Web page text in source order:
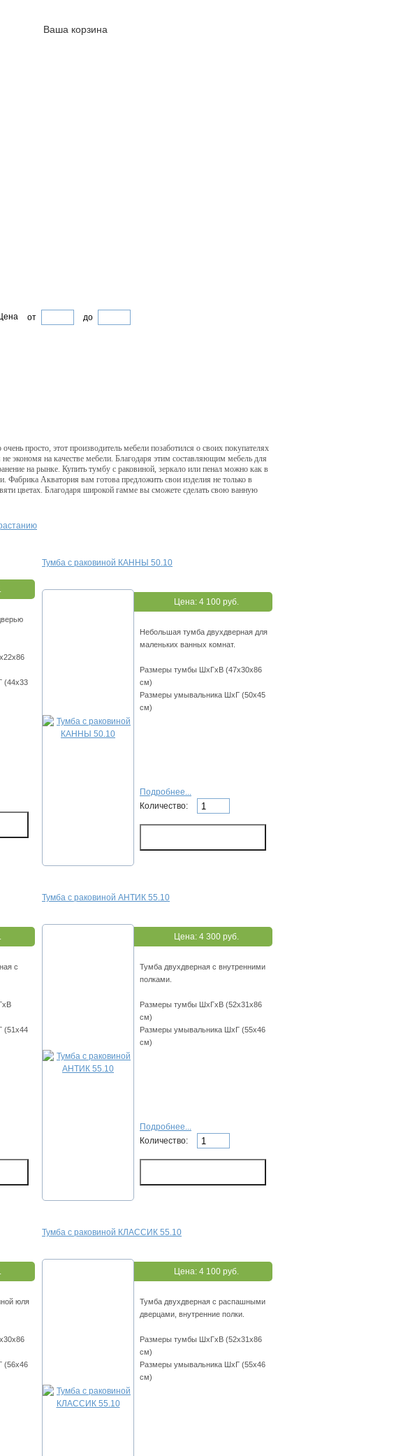
Ваша корзина
от до
просто, этот производитель мебели позаботился о своих покупателях
экономя на качестве мебели. Благодаря этим составляющим мебель для
на рынке. Купить тумбу с раковиной, зеркало или пенал можно как в
Фабрика Акватория вам готова предложить свои изделия не только в
цветах. Благодаря широкой гамме вы сможете сделать свою ванную
(44х33
Тумба с раковиной КАННЫ 50.10
Цена: 4 100 руб.
Небольшая тумба двухдверная для
маленьких ванных комнат.
Размеры тумбы ШхГхВ (47х30х86
см)
Размеры умывальника ШхГ (50х45
см)
Подробнее...
Количество:
с
(51х44
Тумба с раковиной АНТИК 55.10
Цена: 4 300 руб.
Тумба двухдверная с внутренними
полками.
Размеры тумбы ШхГхВ (52х31х86
см)
Размеры умывальника ШхГ (55х46
см)
Подробнее...
Количество:
юля
(56х46
Тумба с раковиной КЛАССИК 55.10
Цена: 4 100 руб.
Тумба двухдверная с распашными
дверцами, внутренние полки.
Размеры тумбы ШхГхВ (52х31х86
см)
Размеры умывальника ШхГ (55х46
см)